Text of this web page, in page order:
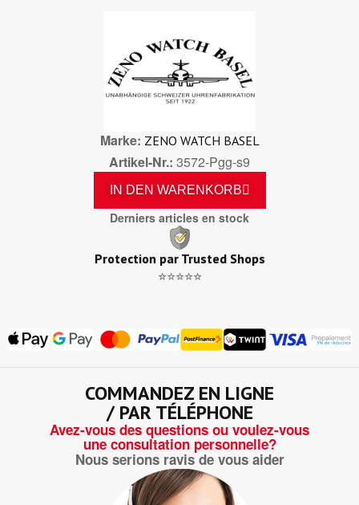
Marke ZENO WATCH BASEL
Artikel-Nr. 3572-Pgg-s9
IN DEN WARENKORB
Derniers articles en stock
Protection par Trusted Shops
⭐⭐⭐⭐⭐
COMMANDEZ EN LIGNE
/ PAR TÉLÉPHONE
Avez-vous des questions ou voulez-vous
une consultation personnelle?
Nous serions ravis de vous aider